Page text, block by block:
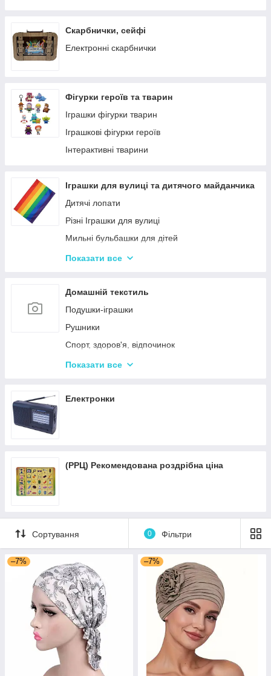
Рукоділля
Валіза для малювання
Надувні матраци
Дитячі надувні басейни
Скарбнички, сейфі
Електронні скарбнички
Фігурки героїв та тварин
Іграшки фігурки тварин
Іграшкові фігурки героїв
Інтерактивні тварини
Іграшки для вулиці та дитячого майданчика
Дитячі лопати
Різні Іграшки для вулиці
Мильні бульбашки для дітей
Гойдалки для дітей
Гірки для дитячого майданчика
Зимові іграшки для вулиці
Повітряні змії
Показати все
Домашній текстиль
Подушки-іграшки
Рушники
Спорт, здоров'я, відпочинок
Навушники та гарнітура
Все для кухні
Показати все
Електронки
(РРЦ) Рекомендована роздрібна ціна
Сортування 0 Фільтри
–7% –7%